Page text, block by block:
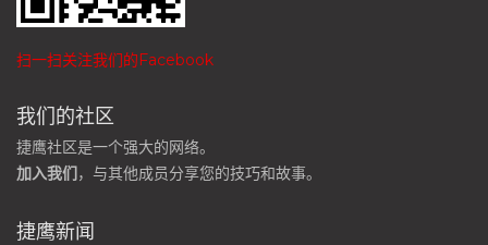
扫一扫关注我们的Facebook
我们的社区
捷鹰社区是一个强大的网络。
加入我们，与其他成员分享您的技巧和故事。
捷鹰新闻